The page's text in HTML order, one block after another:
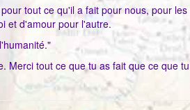
tout ce qu'il a fait pour nous, pour
et d'amour pour l'autre.
Merci tout ce que tu as fait que ce que